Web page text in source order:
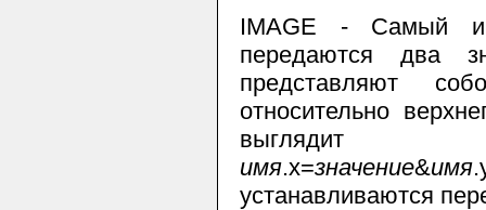
IMAGE - Самый
передаются два
представляют
относительно
выглядит
имя.x=значение&имя
устанавливаются